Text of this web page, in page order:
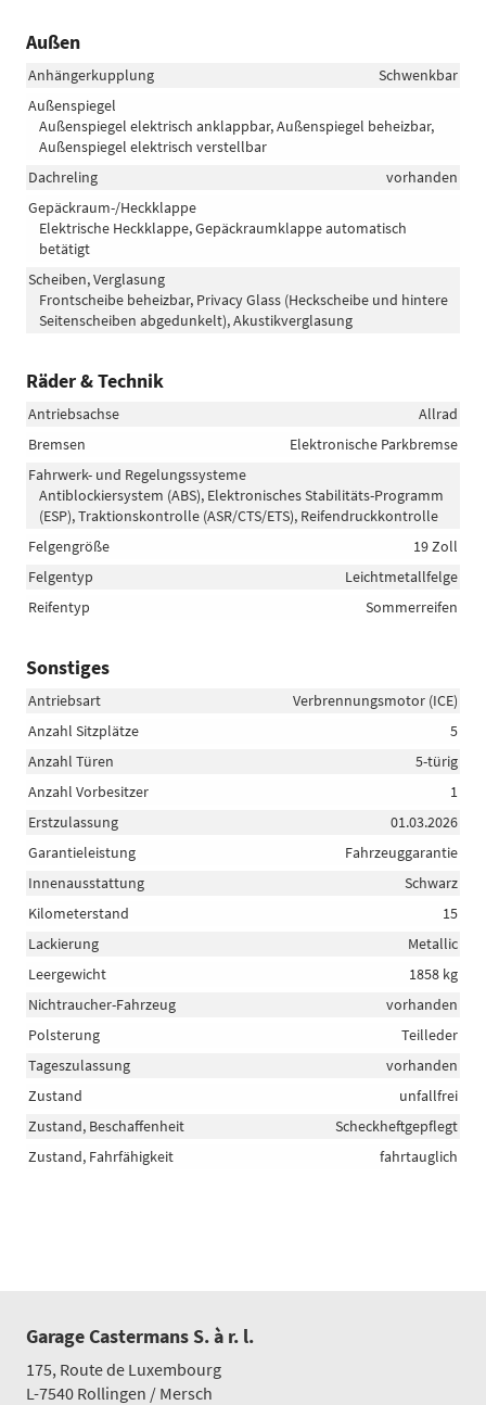
Außen
Anhängerkupplung
Schwenkbar
Außenspiegel
Außenspiegel elektrisch anklappbar, Außenspiegel beheizbar,
Außenspiegel elektrisch verstellbar
Dachreling
vorhanden
Gepäckraum-/Heckklappe
Elektrische Heckklappe, Gepäckraumklappe automatisch
betätigt
Scheiben, Verglasung
Frontscheibe beheizbar, Privacy Glass (Heckscheibe und hintere
Seitenscheiben abgedunkelt), Akustikverglasung
Räder & Technik
Antriebsachse
Allrad
Bremsen
Elektronische Parkbremse
Fahrwerk- und Regelungssysteme
Antiblockiersystem (ABS), Elektronisches Stabilitäts-Programm
(ESP), Traktionskontrolle (ASR/CTS/ETS), Reifendruckkontrolle
Felgengröße
19 Zoll
Felgentyp
Leichtmetallfelge
Reifentyp
Sommerreifen
Sonstiges
Antriebsart
Verbrennungsmotor (ICE)
Anzahl Sitzplätze
5
Anzahl Türen
5-türig
Anzahl Vorbesitzer
1
Erstzulassung
01.03.2026
Garantieleistung
Fahrzeuggarantie
Innenausstattung
Schwarz
Kilometerstand
15
Lackierung
Metallic
Leergewicht
1858 kg
Nichtraucher-Fahrzeug
vorhanden
Polsterung
Teilleder
Tageszulassung
vorhanden
Zustand
unfallfrei
Zustand, Beschaffenheit
Scheckheftgepflegt
Zustand, Fahrfähigkeit
fahrtauglich
Garage Castermans S. à r. l.
175, Route de Luxembourg
L-7540 Rollingen / Mersch